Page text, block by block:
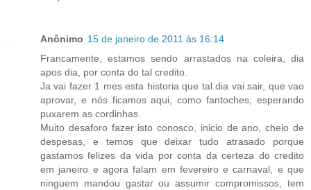
Anônimo 15 de janeiro de 2011 às 16:14
Francamente, estamos sendo arrastados na coleira, dia
apos dia, por conta do tal credito.
Ja vai fazer 1 mes esta historia que tal dia vai sair, que vao
aprovar, e nós ficamos aqui, como fantoches, esperando
puxarem as cordinhas.
Muito desaforo fazer isto conosco, inicio de ano, cheio de
despesas, e temos que deixar tudo atrasado porque
gastamos felizes da vida por conta da certeza do credito
em janeiro e agora falam em fevereiro e carnaval, e que
ninguem mandou gastar ou assumir compromissos, tem